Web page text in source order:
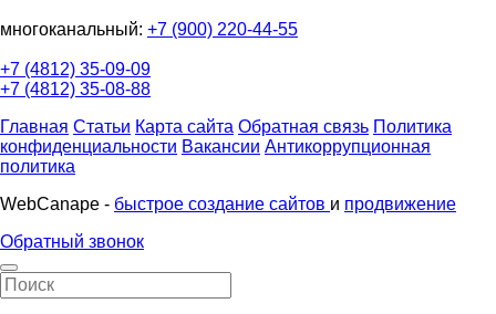
многоканальный: +7 (900) 220-44-55
+7 (4812) 35-09-09
+7 (4812) 35-08-88
Главная Статьи Карта сайта Обратная связь Политика
конфиденциальности Вакансии Антикоррупционная
политика
WebCanape - быстрое создание сайтов и продвижение
Обратный звонок